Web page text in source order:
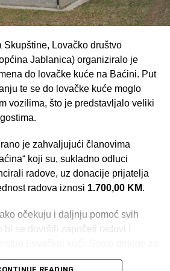
Skupštine, Lovačko društvo
Jablanica) organiziralo je
do lovačke kuće na Baćini. Put
te se do lovačke kuće moglo
vozilima, što je predstavljalo veliki
je zahvaljujući članovima
koji su, sukladno odluci
radove, uz donacije prijatelja
radova iznosi 1.700,00 KM.
očekuju i daljnju pomoć svih
bi se dovršili započeti radovi i
dati: